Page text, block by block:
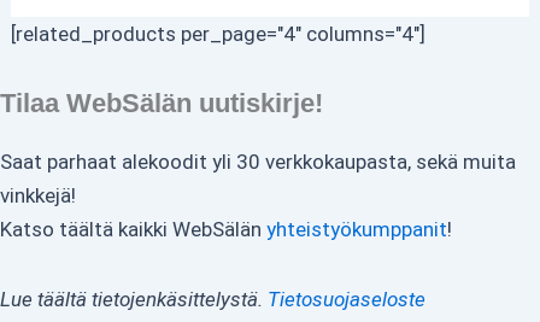
[related_products per_page="4" columns="4"]
Tilaa WebSälän uutiskirje!
Saat parhaat alekoodit yli 30 verkkokaupasta, sekä muita
vinkkejä!
Katso täältä kaikki WebSälän yhteistyökumppanit!
Lue täältä tietojenkäsittelystä. Tietosuojaseloste